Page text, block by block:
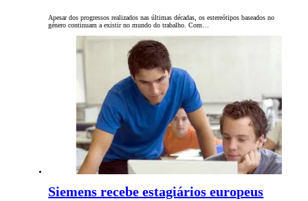
Apesar dos progressos realizados nas últimas décadas, os estereótipos baseados no
género continuam a existir no mundo do trabalho. Com…
Siemens recebe estagiários europeus